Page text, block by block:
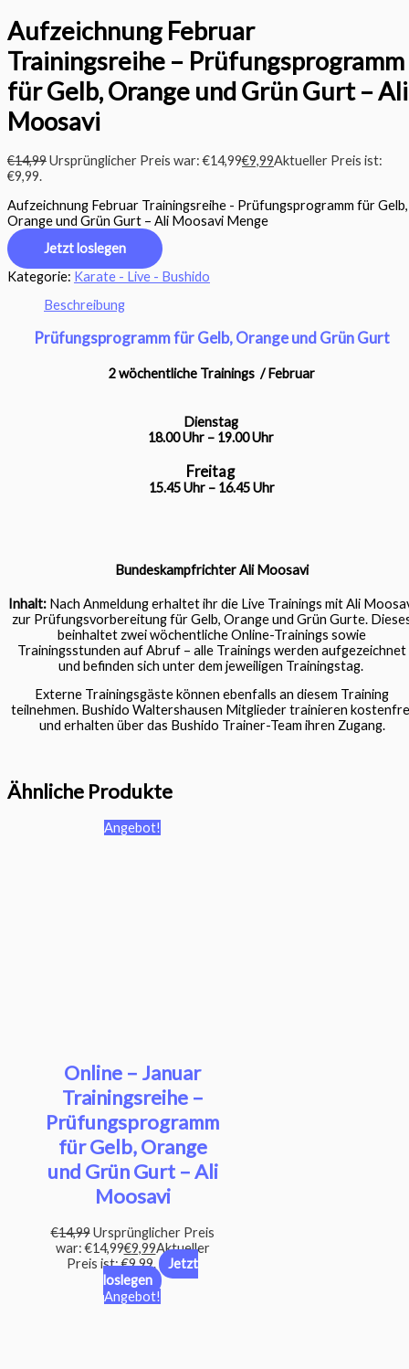
Aufzeichnung Februar
Trainingsreihe – Prüfungsprogramm
für Gelb, Orange und Grün Gurt – Ali
Moosavi
€14,99Ursprünglicher Preis war: €14,99€9,99Aktueller Preis ist:
€9,99.
Aufzeichnung Februar Trainingsreihe - Prüfungsprogramm für Gelb,
Orange und Grün Gurt – Ali Moosavi Menge
Jetzt loslegen
Kategorie: Karate - Live - Bushido
Beschreibung
Prüfungsprogramm für Gelb, Orange und Grün Gurt
2 wöchentliche Trainings / Februar
Dienstag
18.00 Uhr – 19.00 Uhr
Freitag
15.45 Uhr – 16.45 Uhr
Bundeskampfrichter Ali Moosavi
Inhalt: Nach Anmeldung erhaltet ihr die Live Trainings mit Ali
zur Prüfungsvorbereitung für Gelb, Orange und Grün Gurte.
beinhaltet zwei wöchentliche Online-Trainings sowie
Trainingsstunden auf Abruf – alle Trainings werden aufgezeichnet
und befinden sich unter dem jeweiligen Trainingstag.
Externe Trainingsgäste können ebenfalls an diesem Training
teilnehmen. Bushido Waltershausen Mitglieder trainieren
und erhalten über das Bushido Trainer-Team ihren Zugang.
Ähnliche Produkte
Angebot!
Online – Januar
Trainingsreihe –
Prüfungsprogramm
für Gelb, Orange
und Grün Gurt – Ali
Moosavi
€14,99 Ursprünglicher Preis
war: €14,99€9,99Aktueller
Preis ist: €9,99.
Jetzt
loslegen
Angebot!